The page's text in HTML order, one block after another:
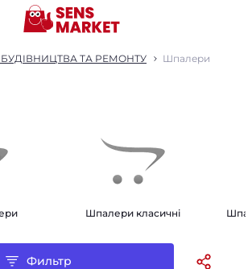
ТА РЕМОНТУ Шпалери
Шпалери класичні
Фильтр